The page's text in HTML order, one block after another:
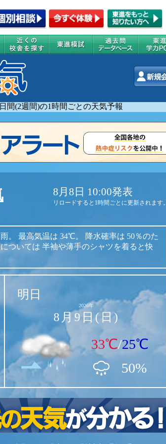
間(2週間)の1時間ごとの天気予報
8月8日 10:00発表
リロードすると1時間ごとに更新されます。
。 最高気温は 34℃。 降水確率は 50％のた
ついては 半袖や薄手のシャツを着ると快
明日
2026年
8月9日(日)
33℃/25℃
50%